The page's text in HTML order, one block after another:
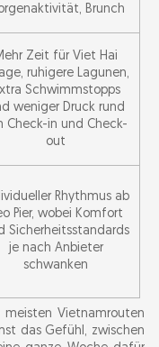
Brunch
Zeit für Viet Hai
ruhigere Lagunen,
Schwimmstopps
weniger Druck rund
Check-in und Check-
out
Rhythmus ab
Pier, wobei Komfort
Sicherheitsstandards
je nach Anbieter
schwanken
Vietnamrouten
das Gefühl, zwischen